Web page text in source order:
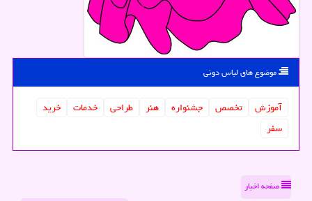
موضوع های لباس دونی
آموزش تخصص جشنواره هنر طراحی خدمات
خرید
سفر
صفحه اخبار